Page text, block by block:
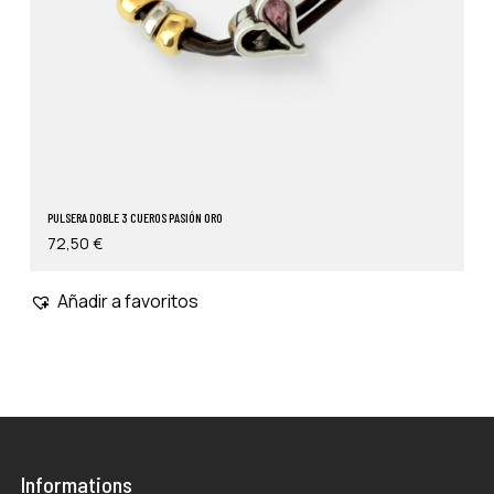
PULSERA DOBLE 3 CUEROS PASIÓN ORO
72,50 €
Añadir a favoritos
Informations